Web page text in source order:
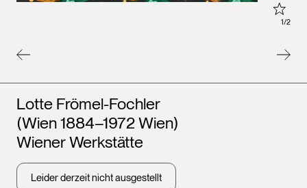
Star
1/2
Künstler*innen
Lotte Frömel-Fochler
(Wien 1884–1972 Wien)
Wiener Werkstätte
Leider derzeit nicht ausgestellt